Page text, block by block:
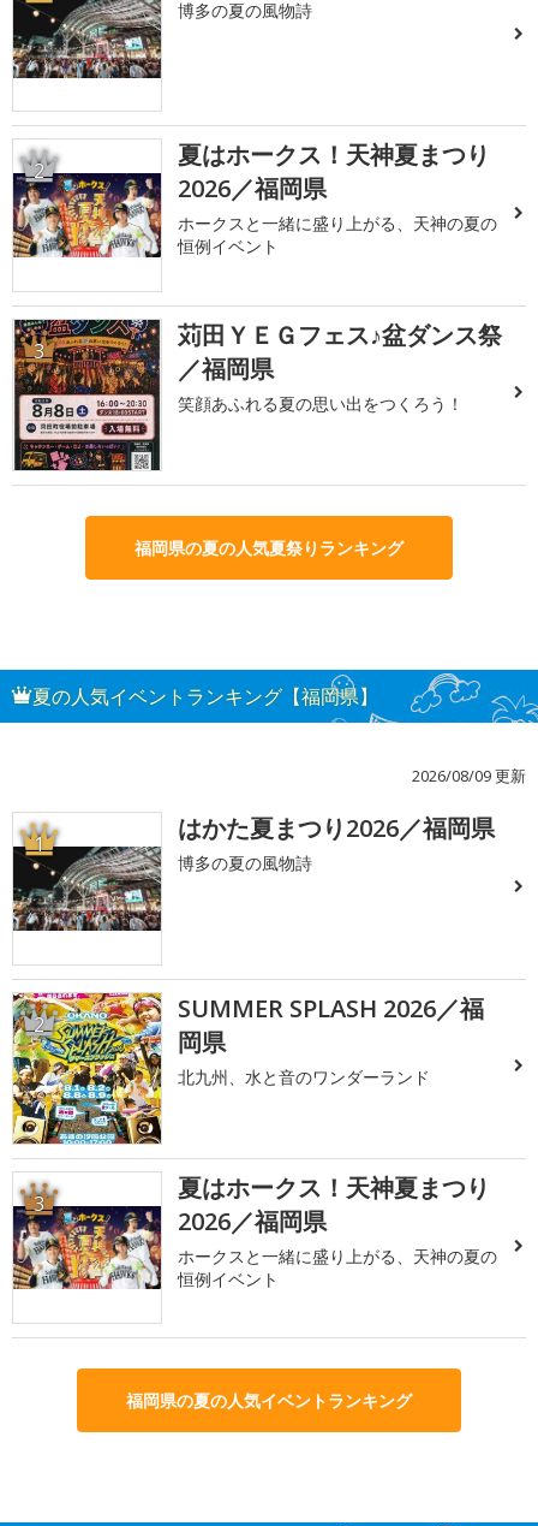
博多の夏の風物詩
2
夏はホークス！天神夏まつり
2026／福岡県
ホークスと一緒に盛り上がる、天神の夏の
恒例イベント
3
苅田ＹＥＧフェス♪盆ダンス祭
／福岡県
笑顔あふれる夏の思い出をつくろう！
福岡県の夏の人気夏祭りランキング
夏の人気イベントランキング【福岡県】
2026/08/09 更新
1 はかた夏まつり2026／福岡県
博多の夏の風物詩
2
SUMMER SPLASH 2026／福
岡県
北九州、水と音のワンダーランド
3
夏はホークス！天神夏まつり
2026／福岡県
ホークスと一緒に盛り上がる、天神の夏の
恒例イベント
福岡県の夏の人気イベントランキング